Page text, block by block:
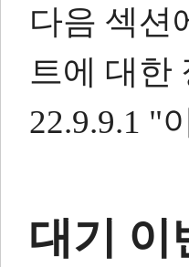
다음 섹션
트에 대한
22.9.9.1 "
대기 이